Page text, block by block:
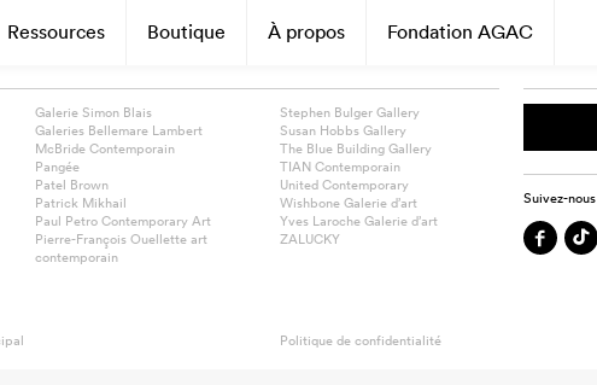
Ressources Boutique À propos Fondation AGAC
Galerie Simon Blais
Galeries Bellemare Lambert
McBride Contemporain
Pangée
Patel Brown
Patrick Mikhail
Paul Petro Contemporary Art
Pierre-François Ouellette art
contemporain
Stephen Bulger Gallery
Susan Hobbs Gallery
The Blue Building Gallery
TIAN Contemporain
United Contemporary
Wishbone Galerie d’art
Yves Laroche Galerie d’art
ZALUCKY
Suivez-nous
Politique de confidentialité